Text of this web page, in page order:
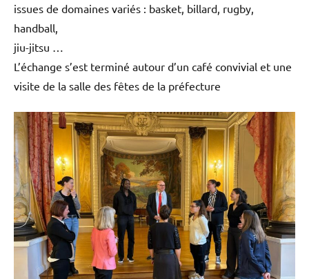
issues de domaines variés : basket, billard, rugby,
handball,
jiu-jitsu …
L’échange s’est terminé autour d’un café convivial et une
visite de la salle des fêtes de la préfecture